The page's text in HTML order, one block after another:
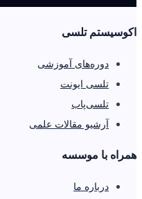
اکوسیستم تلسی
دوره‌های آموزشی
تلسی ایونت
تلسی‌پاب
آرشیو مقالات علمی
همراه با موسسه
درباره ما